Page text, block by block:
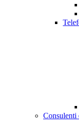
Consulenti